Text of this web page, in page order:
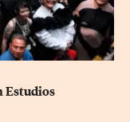
Estudios